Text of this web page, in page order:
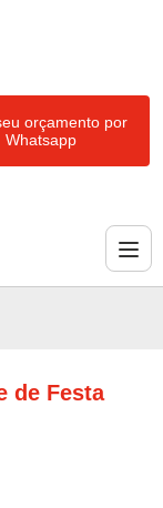
orçamento por
Whatsapp
DE FESTA
de Festa